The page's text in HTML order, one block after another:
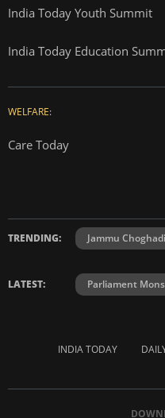
India Today Youth Summit
India Today Education
WELFARE:
Care Today
TRENDING: Jammu
LATEST: Parliament
INDIA TODAY